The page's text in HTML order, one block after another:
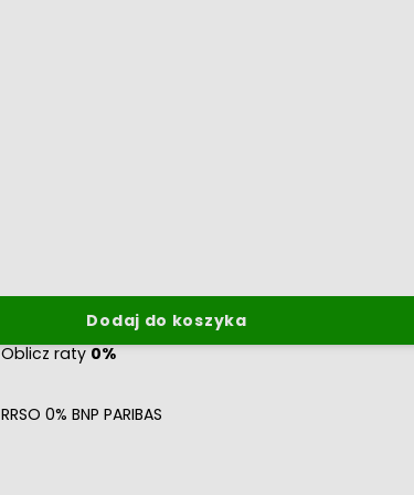
Dodaj do koszyka
Oblicz raty0%
RRSO 0% BNP PARIBAS